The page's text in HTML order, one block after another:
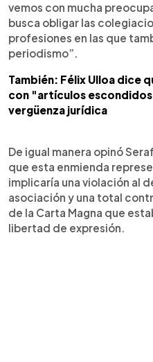
vemos con mucha
busca obligar las
profesiones en las que
periodismo”.
También: Félix Ulloa dice
con "artículos
vergüenza jurídica
De igual manera opinó
que esta enmienda
implicaría una violación al
asociación y una total
de la Carta Magna que
libertad de expresión.